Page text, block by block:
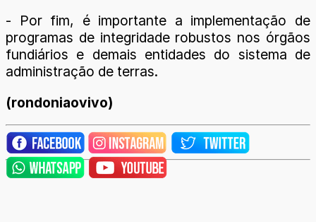
- Por fim, é importante a implementação de
programas de integridade robustos nos órgãos
fundiários e demais entidades do sistema de
administração de terras.
(rondoniaovivo)